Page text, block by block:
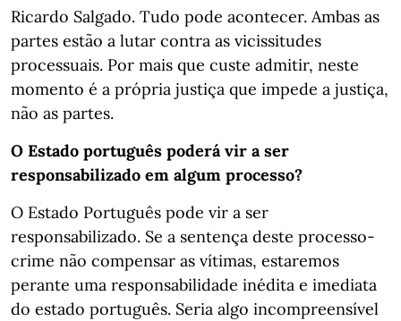
Ricardo Salgado. Tudo pode acontecer. Ambas as
partes estão a lutar contra as vicissitudes
processuais. Por mais que custe admitir, neste
momento é a própria justiça que impede a justiça,
não as partes.
O Estado português poderá vir a ser
responsabilizado em algum processo?
O Estado Português pode vir a ser
responsabilizado. Se a sentença deste processo-
crime não compensar as vítimas, estaremos
perante uma responsabilidade inédita e imediata
do estado português. Seria algo incompreensível